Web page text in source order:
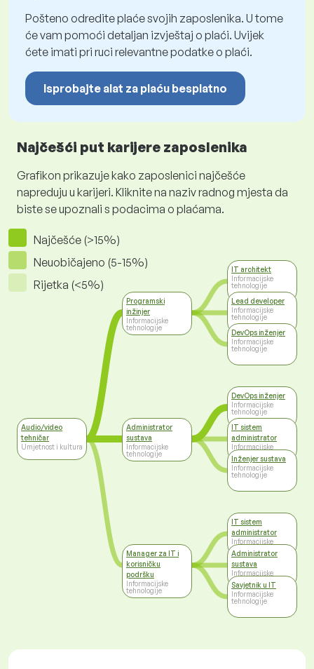
Pošteno odredite plaće svojih zaposlenika. U tome
će vam pomoći detaljan izvještaj o plaći. Uvijek
ćete imati pri ruci relevantne podatke o plaći.
Isprobajte alat za plaću besplatno
Najčešći put karijere zaposlenika
Grafikon prikazuje kako zaposlenici najčešće
napreduju u karijeri. Kliknite na naziv radnog mjesta da
biste se upoznali s podacima o plaćama.
Najčešće (>15%)
Neuobičajeno (5-15%)
Rijetka (<5%)
Audio/video
tehničar
Umjetnost i kultura
Programski
inžinjer
Informacijske
tehnologije
Administrator
sustava
Informacijske
tehnologije
Manager za IT i
korisničku
podršku
Informacijske
tehnologije
IT architekt
Informacijske
tehnologije
Lead developer
Informacijske
tehnologije
DevOps inženjer
Informacijske
tehnologije
DevOps inženjer
Informacijske
tehnologije
IT sistem
administrator
Informacijske
tehnologije
Inženjer sustava
Informacijske
tehnologije
IT sistem
administrator
Informacijske
tehnologije
Administrator
sustava
Informacijske
tehnologije
Savjetnik u IT
Informacijske
tehnologije